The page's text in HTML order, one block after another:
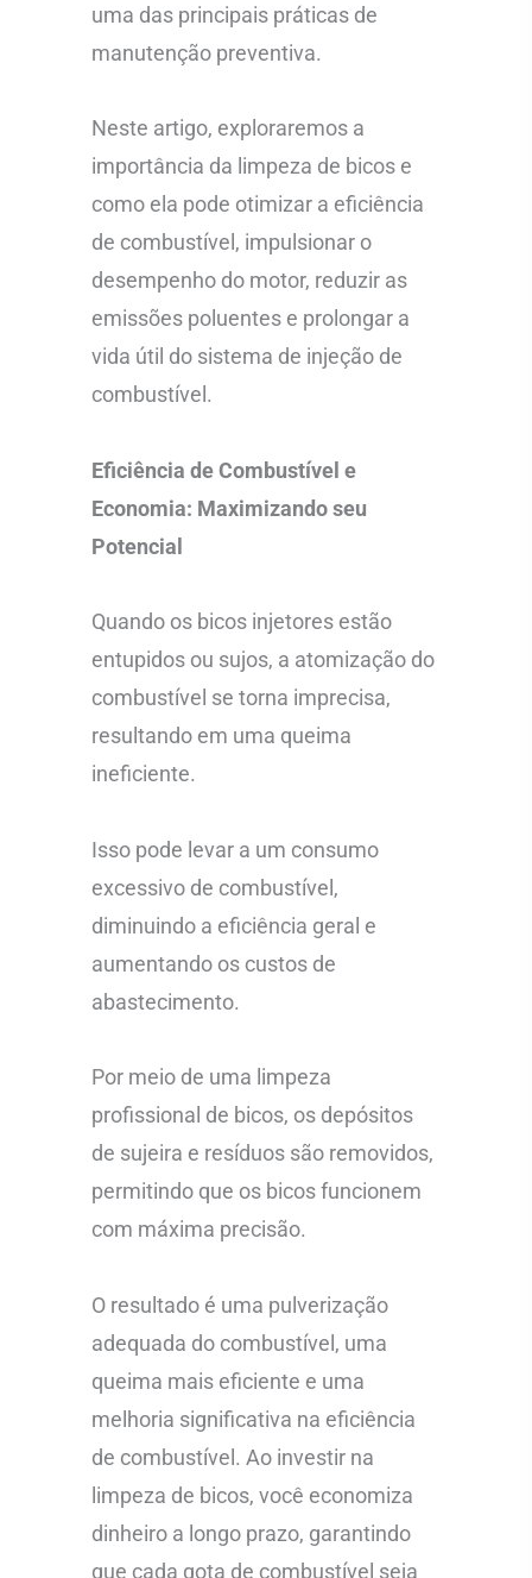
uma das principais práticas de
manutenção preventiva.
Neste artigo, exploraremos a
importância da limpeza de bicos e
como ela pode otimizar a eficiência
de combustível, impulsionar o
desempenho do motor, reduzir as
emissões poluentes e prolongar a
vida útil do sistema de injeção de
combustível.
Eficiência de Combustível e
Economia: Maximizando seu
Potencial
Quando os bicos injetores estão
entupidos ou sujos, a atomização do
combustível se torna imprecisa,
resultando em uma queima
ineficiente.
Isso pode levar a um consumo
excessivo de combustível,
diminuindo a eficiência geral e
aumentando os custos de
abastecimento.
Por meio de uma limpeza
profissional de bicos, os depósitos
de sujeira e resíduos são removidos,
permitindo que os bicos funcionem
com máxima precisão.
O resultado é uma pulverização
adequada do combustível, uma
queima mais eficiente e uma
melhoria significativa na eficiência
de combustível. Ao investir na
limpeza de bicos, você economiza
dinheiro a longo prazo, garantindo
que cada gota de combustível seja